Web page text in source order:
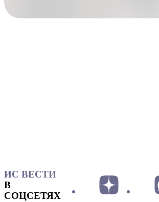
ИС ВЕСТИ
В
СОЦСЕТЯХ